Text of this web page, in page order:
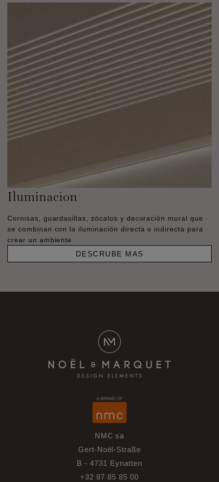
Iluminacion
Cornisas, guardasillas, zócalos y decoración mural que
se combinan con la iluminación directa o indirecta para
crear un ambiente
DESCRUBE MAS
NMC sa
Gert-Noël-Straße
B - 4731 Eynatten
+32 87 85 85 00